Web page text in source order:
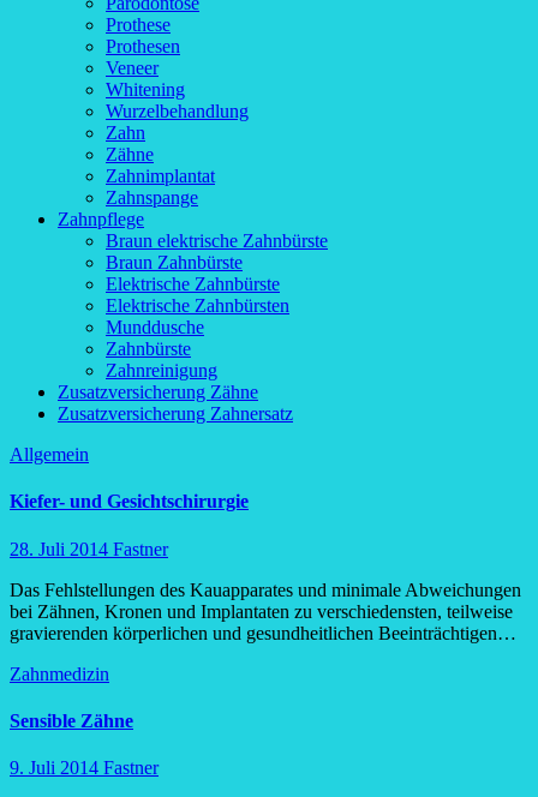
Prothese
Prothesen
Veneer
Whitening
Wurzelbehandlung
Zahn
Zähne
Zahnimplantat
Zahnspange
Zahnpflege
Braun elektrische Zahnbürste
Braun Zahnbürste
Elektrische Zahnbürste
Elektrische Zahnbürsten
Munddusche
Zahnbürste
Zahnreinigung
Zusatzversicherung Zähne
Zusatzversicherung Zahnersatz
Allgemein
Kiefer- und Gesichtschirurgie
28. Juli 2014 Fastner
Das Fehlstellungen des Kauapparates und minimale Abweichungen
bei Zähnen, Kronen und Implantaten zu verschiedensten, teilweise
gravierenden körperlichen und gesundheitlichen Beeinträchtigen…
Zahnmedizin
Sensible Zähne
9. Juli 2014 Fastner